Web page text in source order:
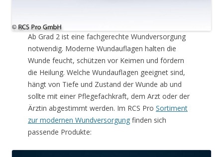
Ab Grad 2 ist eine fachgerechte Wundversorgung
notwendig. Moderne Wundauflagen halten die
Wunde feucht, schützen vor Keimen und fördern
die Heilung. Welche Wundauflagen geeignet sind,
hängt von Tiefe und Zustand der Wunde ab und
sollte mit einer Pflegefachkraft, dem Arzt oder der
Ärztin abgestimmt werden. Im RCS Pro Sortiment
zur modernen Wundversorgung finden sich
passende Produkte: